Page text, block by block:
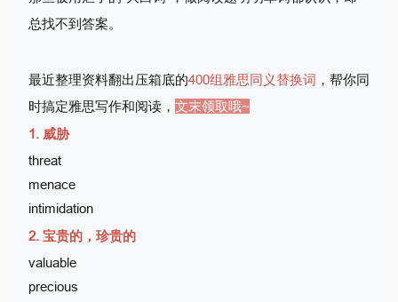
总找不到答案。
最近整理资料翻出压箱底的400组雅思同义替换词 ， 帮你同
时搞定雅思写作和阅读， 文末领取哦~
1. 威胁
threat
menace
intimidation
2. 宝贵的，珍贵的
valuable
precious